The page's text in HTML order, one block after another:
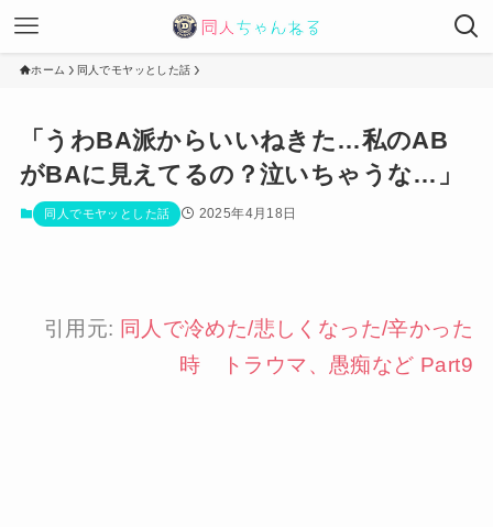
ホーム 同人でモヤッとした話
「うわBA派からいいねきた…私のAB
がBAに見えてるの？泣いちゃうな…」
同人でモヤッとした話 2025年4月18日
引用元: 同人で冷めた/悲しくなった/辛かった
時 トラウマ、愚痴など Part9